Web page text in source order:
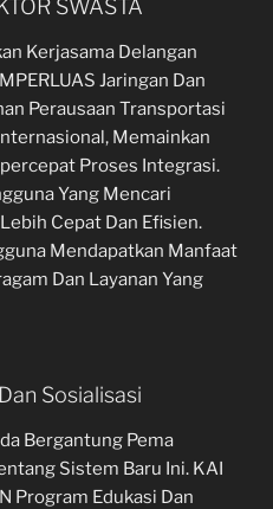
SWASTA
Kerjasama Delangan
Jaringan Dan
Perausaan Transportasi
Memainkan
Proses Integrasi.
Yang Mencari
Cepat Dan Efisien.
Mendapatkan Manfaat
Dan Layanan Yang
Sosialisasi
Bergantung Pema
Sistem Baru Ini. KAI
Program Edukasi Dan